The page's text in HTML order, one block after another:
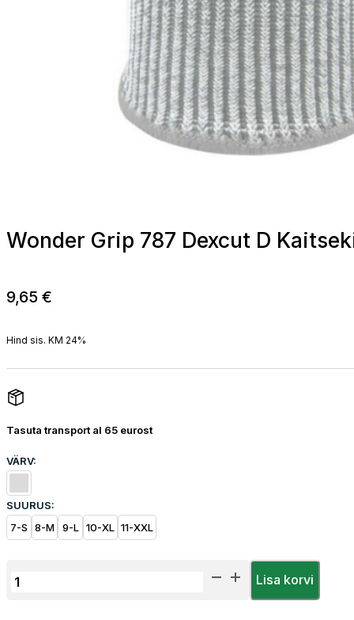
Wonder Grip 787 Dexcut D
9,65 €
Hind sis. KM 24%
Tasuta transport al 65 eurost
VÄRV:
SUURUS:
7-S
8-M 9-L 10-XL 11-XXL
Wonder
Lisa korvi